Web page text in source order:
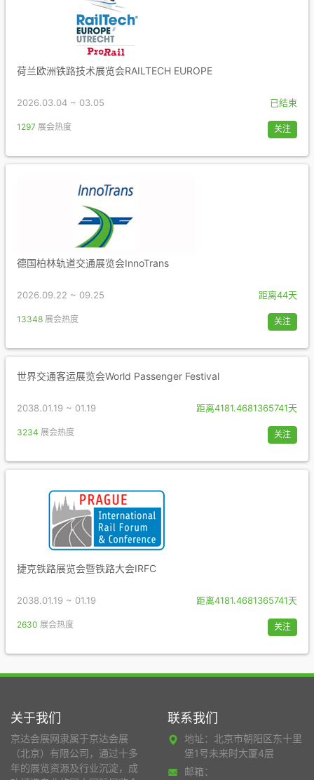
荷兰欧洲铁路技术展览会RAILTECH EUROPE
2026.03.04 ~ 03.05 已结束
1297 展会热度 关注
德国柏林轨道交通展览会InnoTrans
2026.09.22 ~ 09.25 距离44天
13348 展会热度 关注
世界交通客运展览会World Passenger Festival
2038.01.19 ~ 01.19 距离4181.4681365741天
3234 展会热度 关注
捷克铁路展览会暨铁路大会IRFC
2038.01.19 ~ 01.19 距离4181.4681365741天
2630 展会热度 关注
关于我们
京达会展网隶属于京达会展
（北京）有限公司，通过十多
年的展览资源及行业沉淀，成
联系我们
地址：北京市朝阳区东十里
堡1号未来时大厦4层
邮箱：